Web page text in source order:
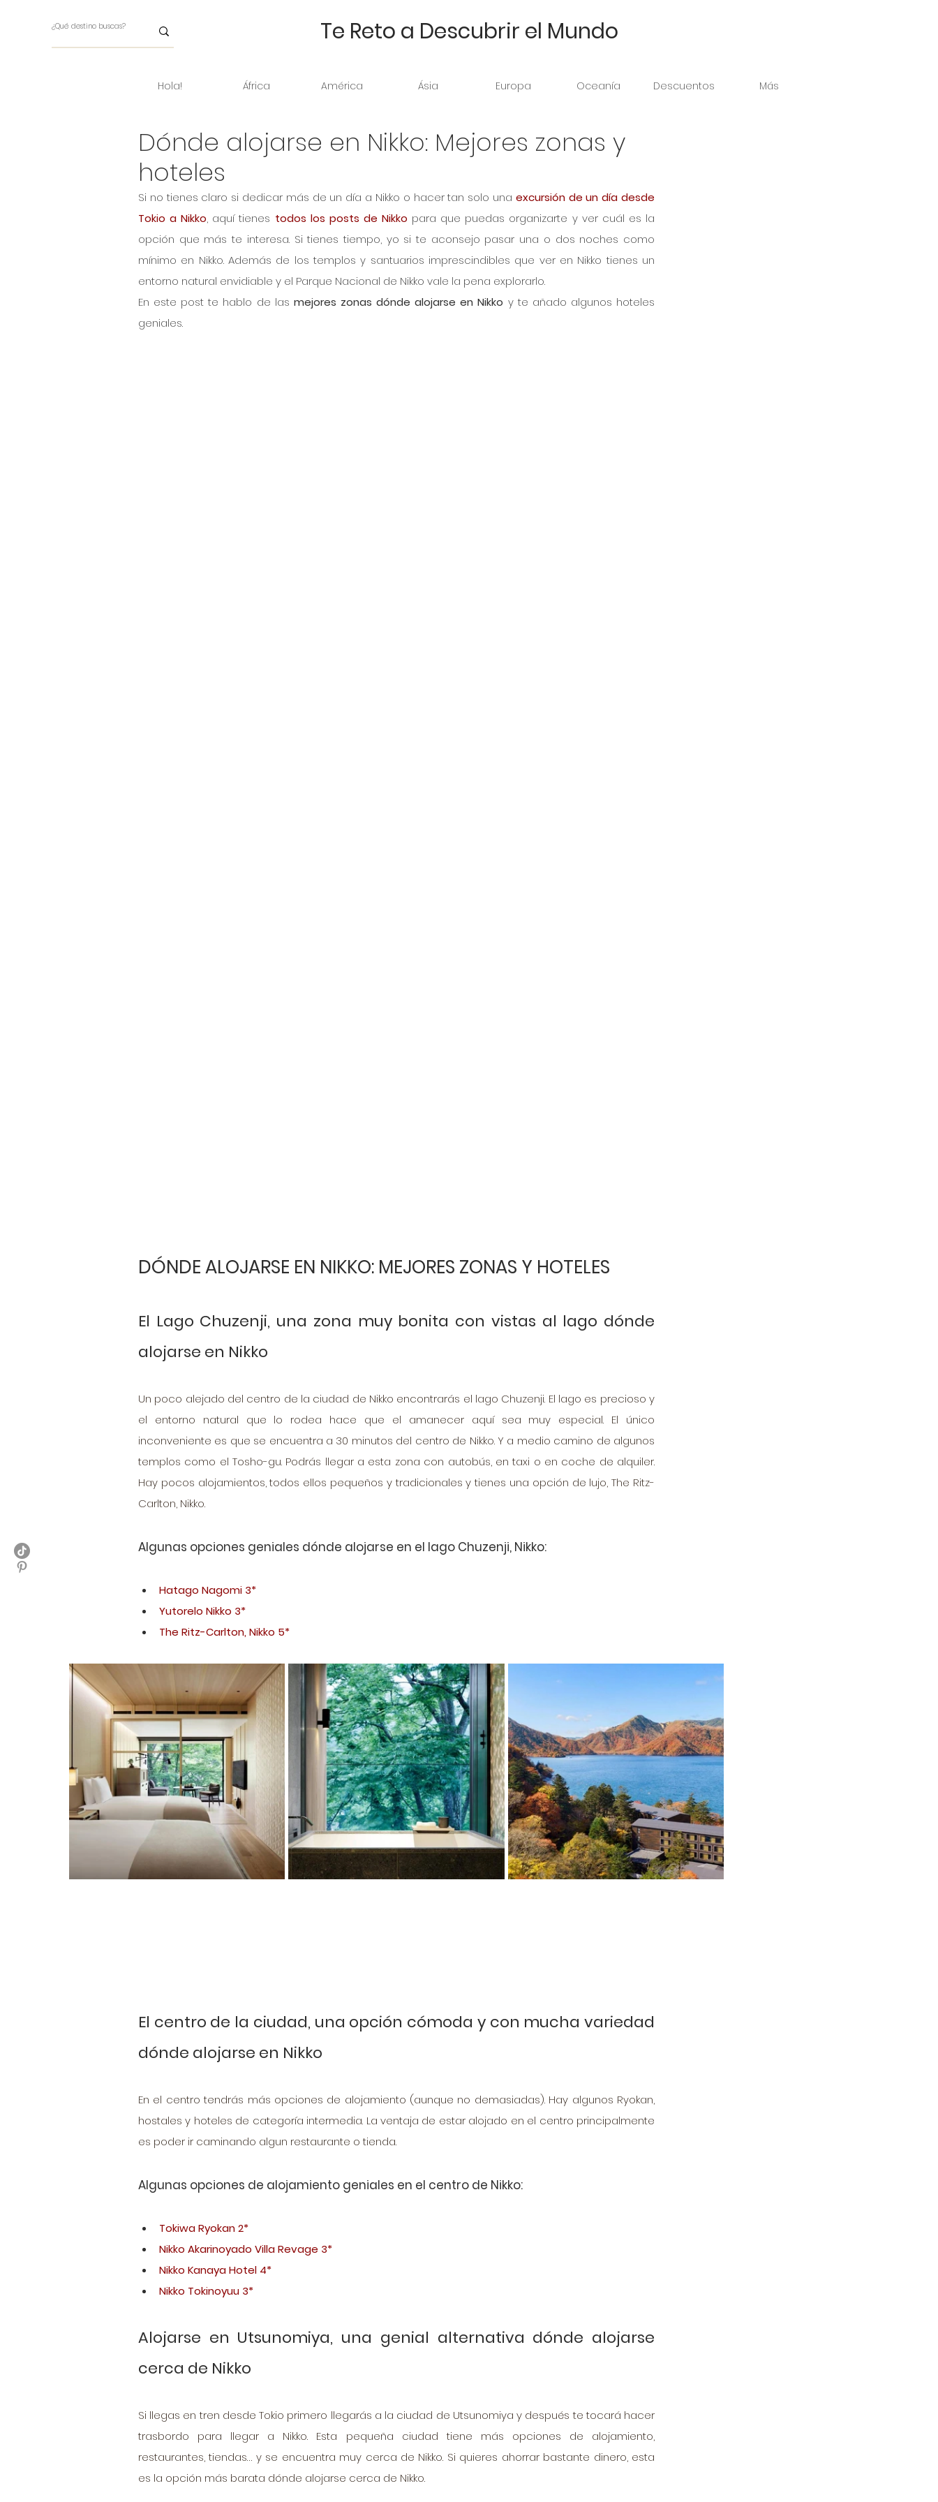
Te Reto a Descubrir el Mundo
Hola! África América Ásia Europa Oceanía Descuentos Más
Dónde alojarse en Nikko: Mejores zonas y
hoteles
Si no tienes claro si dedicar más de un día a Nikko o hacer tan solo una excursión de un día desde
Tokio a Nikko, aquí tienes todos los posts de Nikko para que puedas organizarte y ver cuál es la
opción que más te interesa. Si tienes tiempo, yo si te aconsejo pasar una o dos noches como
mínimo en Nikko. Además de los templos y santuarios imprescindibles que ver en Nikko tienes un
entorno natural envidiable y el Parque Nacional de Nikko vale la pena explorarlo.
En este post te hablo de las mejores zonas dónde alojarse en Nikko y te añado algunos hoteles
geniales.
DÓNDE ALOJARSE EN NIKKO: MEJORES ZONAS Y HOTELES
El Lago Chuzenji, una zona muy bonita con vistas al lago dónde
alojarse en Nikko
Un poco alejado del centro de la ciudad de Nikko encontrarás el lago Chuzenji. El lago es precioso y
el entorno natural que lo rodea hace que el amanecer aquí sea muy especial. El único
inconveniente es que se encuentra a 30 minutos del centro de Nikko. Y a medio camino de algunos
templos como el Tosho-gu. Podrás llegar a esta zona con autobús, en taxi o en coche de alquiler.
Hay pocos alojamientos, todos ellos pequeños y tradicionales y tienes una opción de lujo, The Ritz-
Carlton, Nikko.
Algunas opciones geniales dónde alojarse en el lago Chuzenji, Nikko:
Hatago Nagomi 3*
Yutorelo Nikko 3*
The Ritz-Carlton, Nikko 5*
El centro de la ciudad, una opción cómoda y con mucha variedad
dónde alojarse en Nikko
En el centro tendrás más opciones de alojamiento (aunque no demasiadas). Hay algunos Ryokan,
hostales y hoteles de categoría intermedia. La ventaja de estar alojado en el centro principalmente
es poder ir caminando algun restaurante o tienda.
Algunas opciones de alojamiento geniales en el centro de Nikko:
Tokiwa Ryokan 2*
Nikko Akarinoyado Villa Revage 3*
Nikko Kanaya Hotel 4*
Nikko Tokinoyuu 3*
Alojarse en Utsunomiya, una genial alternativa dónde alojarse
cerca de Nikko
Si llegas en tren desde Tokio primero llegarás a la ciudad de Utsunomiya y después te tocará hacer
trasbordo para llegar a Nikko. Esta pequeña ciudad tiene más opciones de alojamiento,
restaurantes, tiendas… y se encuentra muy cerca de Nikko. Si quieres ahorrar bastante dinero, esta
es la opción más barata dónde alojarse cerca de Nikko.